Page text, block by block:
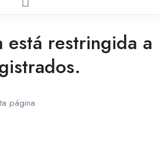
está restringida a
página